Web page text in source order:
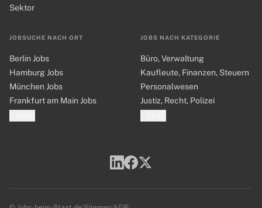
Sektor
JOBSUCHE NACH ORT
Berlin Jobs
Hamburg Jobs
München Jobs
Frankfurt am Main Jobs
JOBS NACH KATEGORIE
Büro, Verwaltung
Kaufleute, Finanzen, Steuern
Personalwesen
Justiz, Recht, Polizei